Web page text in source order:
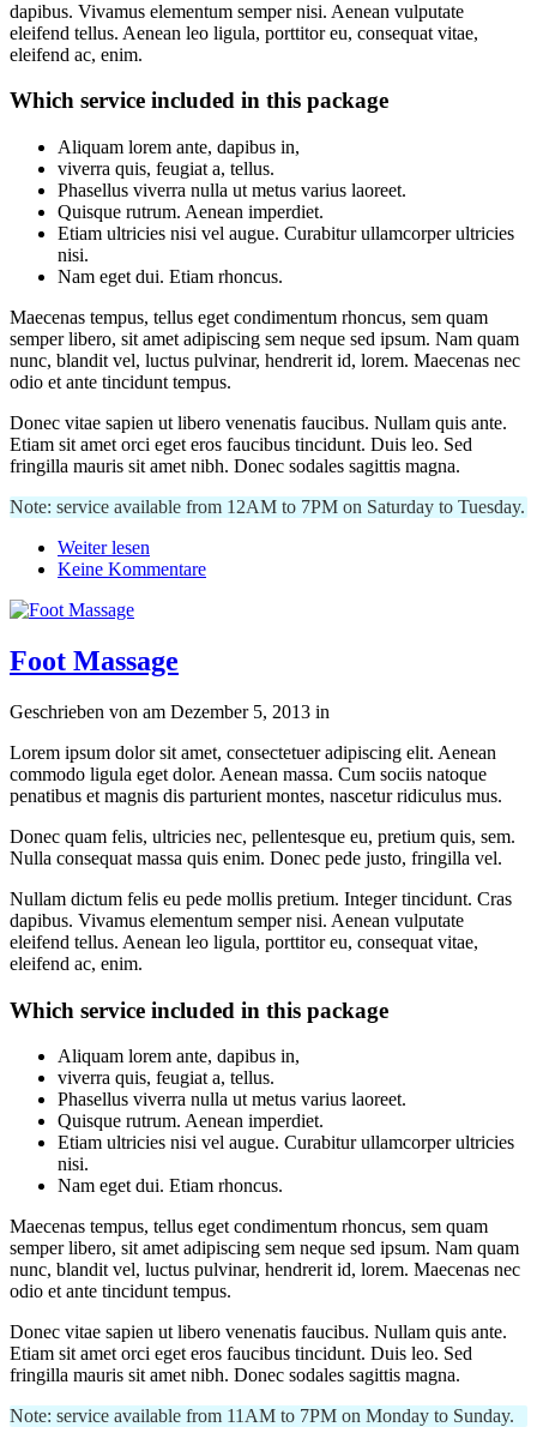
dapibus. Vivamus elementum semper nisi. Aenean vulputate
eleifend tellus. Aenean leo ligula, porttitor eu, consequat vitae,
eleifend ac, enim.
Which service included in this package
Aliquam lorem ante, dapibus in,
viverra quis, feugiat a, tellus.
Phasellus viverra nulla ut metus varius laoreet.
Quisque rutrum. Aenean imperdiet.
Etiam ultricies nisi vel augue. Curabitur ullamcorper ultricies
nisi.
Nam eget dui. Etiam rhoncus.
Maecenas tempus, tellus eget condimentum rhoncus, sem quam
semper libero, sit amet adipiscing sem neque sed ipsum. Nam quam
nunc, blandit vel, luctus pulvinar, hendrerit id, lorem. Maecenas nec
odio et ante tincidunt tempus.
Donec vitae sapien ut libero venenatis faucibus. Nullam quis ante.
Etiam sit amet orci eget eros faucibus tincidunt. Duis leo. Sed
fringilla mauris sit amet nibh. Donec sodales sagittis magna.
Note: service available from 12AM to 7PM on Saturday to Tuesday.
Weiter lesen
Keine Kommentare
Foot Massage
Geschrieben von am Dezember 5, 2013 in
Lorem ipsum dolor sit amet, consectetuer adipiscing elit. Aenean
commodo ligula eget dolor. Aenean massa. Cum sociis natoque
penatibus et magnis dis parturient montes, nascetur ridiculus mus.
Donec quam felis, ultricies nec, pellentesque eu, pretium quis, sem.
Nulla consequat massa quis enim. Donec pede justo, fringilla vel.
Nullam dictum felis eu pede mollis pretium. Integer tincidunt. Cras
dapibus. Vivamus elementum semper nisi. Aenean vulputate
eleifend tellus. Aenean leo ligula, porttitor eu, consequat vitae,
eleifend ac, enim.
Which service included in this package
Aliquam lorem ante, dapibus in,
viverra quis, feugiat a, tellus.
Phasellus viverra nulla ut metus varius laoreet.
Quisque rutrum. Aenean imperdiet.
Etiam ultricies nisi vel augue. Curabitur ullamcorper ultricies
nisi.
Nam eget dui. Etiam rhoncus.
Maecenas tempus, tellus eget condimentum rhoncus, sem quam
semper libero, sit amet adipiscing sem neque sed ipsum. Nam quam
nunc, blandit vel, luctus pulvinar, hendrerit id, lorem. Maecenas nec
odio et ante tincidunt tempus.
Donec vitae sapien ut libero venenatis faucibus. Nullam quis ante.
Etiam sit amet orci eget eros faucibus tincidunt. Duis leo. Sed
fringilla mauris sit amet nibh. Donec sodales sagittis magna.
Note: service available from 11AM to 7PM on Monday to Sunday.